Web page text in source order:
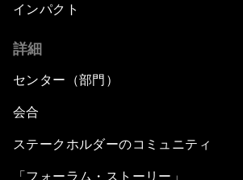
インパクト
詳細
センター（部門）
会合
ステークホルダーのコミュニティ
「フォーラム・ストーリー」